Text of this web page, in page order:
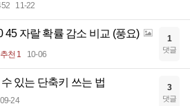
11-22
45 자랄 확률 감소 비교 (풍요)
추천 1 10-06
1
댓글
있는 단축키 쓰는 법
09-24
3
댓글